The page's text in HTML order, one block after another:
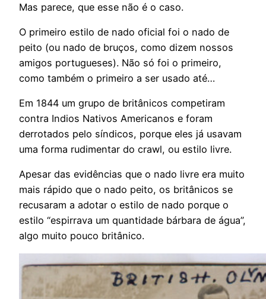
Mas parece, que esse não é o caso.
O primeiro estilo de nado oficial foi o nado de
peito (ou nado de bruços, como dizem nossos
amigos portugueses). Não só foi o primeiro,
como também o primeiro a ser usado até…
Em 1844 um grupo de britânicos competiram
contra Indios Nativos Americanos e foram
derrotados pelo síndicos, porque eles já usavam
uma forma rudimentar do crawl, ou estilo livre.
Apesar das evidências que o nado livre era muito
mais rápido que o nado peito, os britânicos se
recusaram a adotar o estilo de nado porque o
estilo “espirrava um quantidade bárbara de água”,
algo muito pouco britânico.